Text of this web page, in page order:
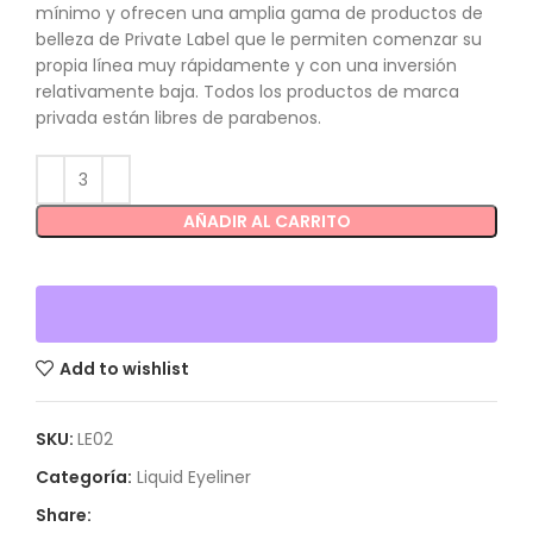
mínimo y ofrecen una amplia gama de productos de
belleza de Private Label que le permiten comenzar su
propia línea muy rápidamente y con una inversión
relativamente baja. Todos los productos de marca
privada están libres de parabenos.
AÑADIR AL CARRITO
Add to wishlist
SKU: LE02
Categoría: Liquid Eyeliner
Share: